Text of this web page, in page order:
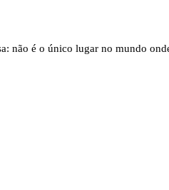
é o único lugar no mundo